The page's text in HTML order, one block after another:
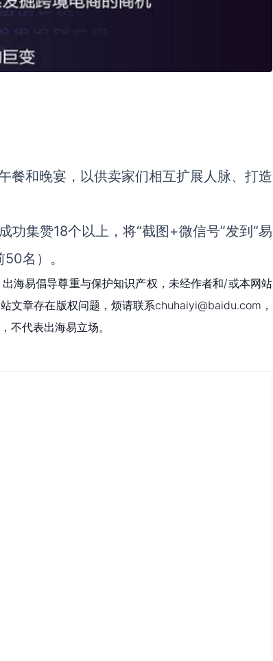
餐和晚宴，以供卖家们相互扩展人脉、打造
集赞18个以上，将“截图+微信号”发到“易
名）。
海易倡导尊重与保护知识产权，未经作者和/或本网站
文章存在版权问题，烦请联系chuhaiyi@baidu.com，
不代表出海易立场。